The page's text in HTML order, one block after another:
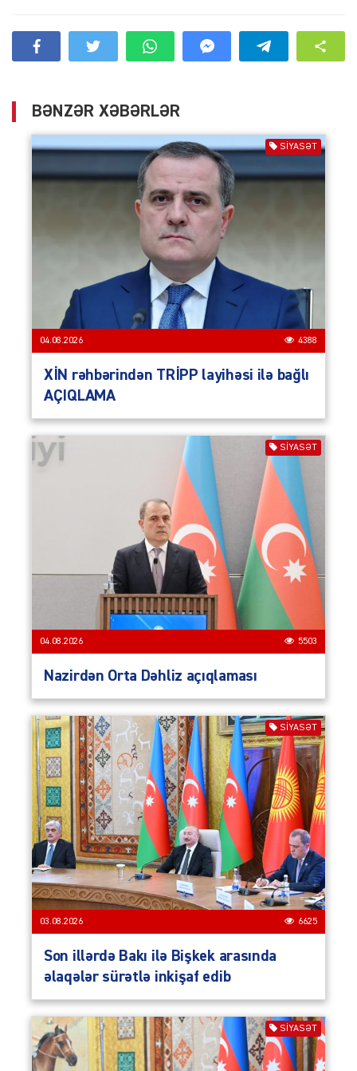
BƏNZƏR XƏBƏRLƏR
SIYASƏT
04.08.2026 4388
XİN rəhbərindən TRİPP layihəsi ilə bağlı
AÇIQLAMA
SIYASƏT
04.08.2026 5503
Nazirdən Orta Dəhliz açıqlaması
SIYASƏT
03.08.2026 6625
Son illərdə Bakı ilə Bişkek arasında
əlaqələr sürətlə inkişaf edib
SIYASƏT